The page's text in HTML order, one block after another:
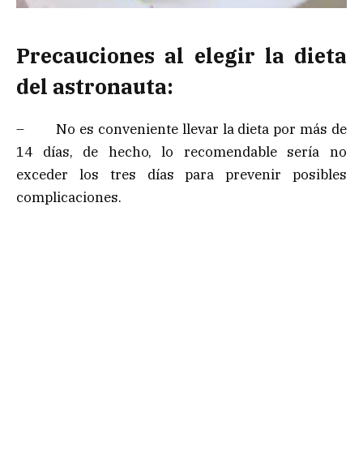
Precauciones al elegir la dieta
del astronauta:
– No es conveniente llevar la dieta por más de
14 días, de hecho, lo recomendable sería no
exceder los tres días para prevenir posibles
complicaciones.